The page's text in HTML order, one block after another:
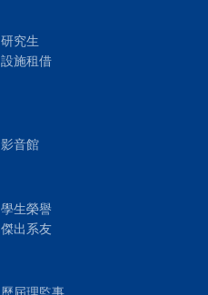
研究生
設施租借
影音館
學生榮譽
傑出系友